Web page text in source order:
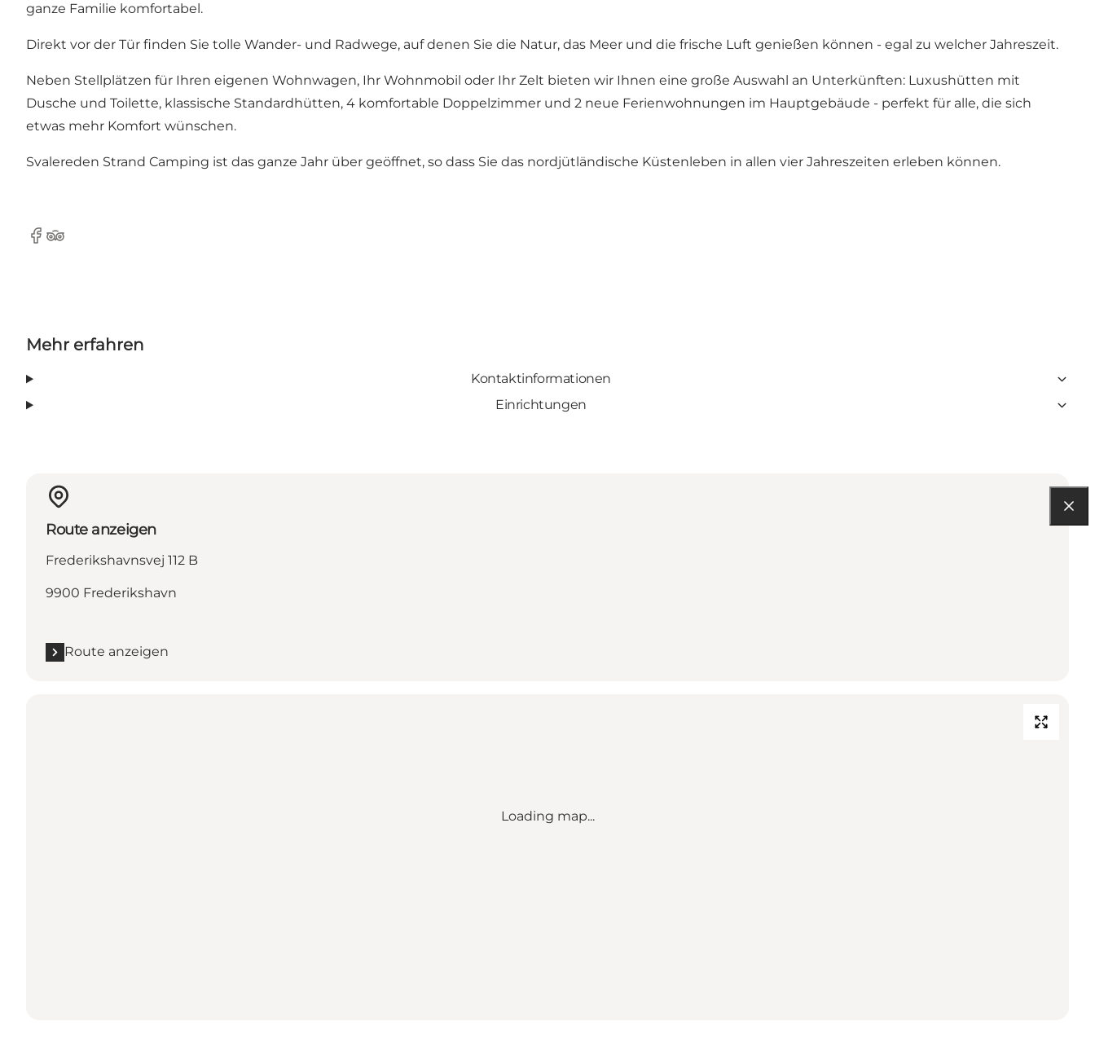
ganze Familie komfortabel.
Direkt vor der Tür finden Sie tolle Wander- und Radwege, auf denen Sie die Natur, das Meer und die frische Luft genießen können - egal zu welcher Jahreszeit.
Neben Stellplätzen für Ihren eigenen Wohnwagen, Ihr Wohnmobil oder Ihr Zelt bieten wir Ihnen eine große Auswahl an Unterkünften: Luxushütten mit
Dusche und Toilette, klassische Standardhütten, 4 komfortable Doppelzimmer und 2 neue Ferienwohnungen im Hauptgebäude - perfekt für alle, die sich
etwas mehr Komfort wünschen.
Svalereden Strand Camping ist das ganze Jahr über geöffnet, so dass Sie das nordjütländische Küstenleben in allen vier Jahreszeiten erleben können.
Facebook
TripAdvisor
Mehr erfahren
Kontaktinformationen
Einrichtungen
Route anzeigen
Frederikshavnsvej 112 B
9900 Frederikshavn
Route anzeigen
Loading map...